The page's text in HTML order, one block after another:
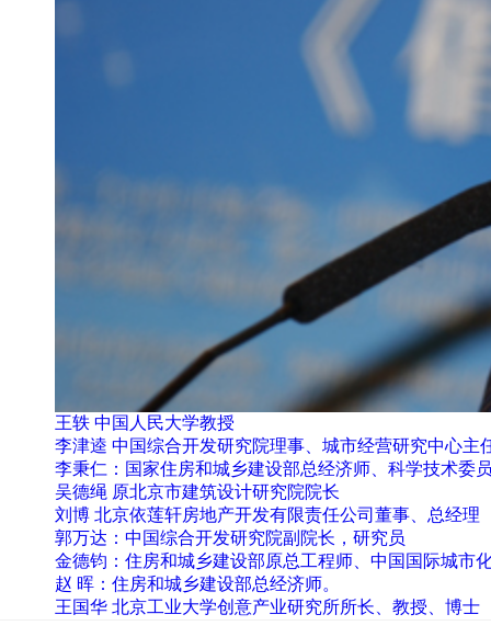
王轶 中国人民大学教授
李津逵 中国综合开发研究院理事、城市经营研究中心主
李秉仁：国家住房和城乡建设部总经济师、科学技术委
吴德绳 原北京市建筑设计研究院院长
刘博 北京依莲轩房地产开发有限责任公司董事、总经理
郭万达：中国综合开发研究院副院长，研究员
金德钧：住房和城乡建设部原总工程师、中国国际城市
赵 晖：住房和城乡建设部总经济师。
王国华 北京工业大学创意产业研究所所长、教授、博士